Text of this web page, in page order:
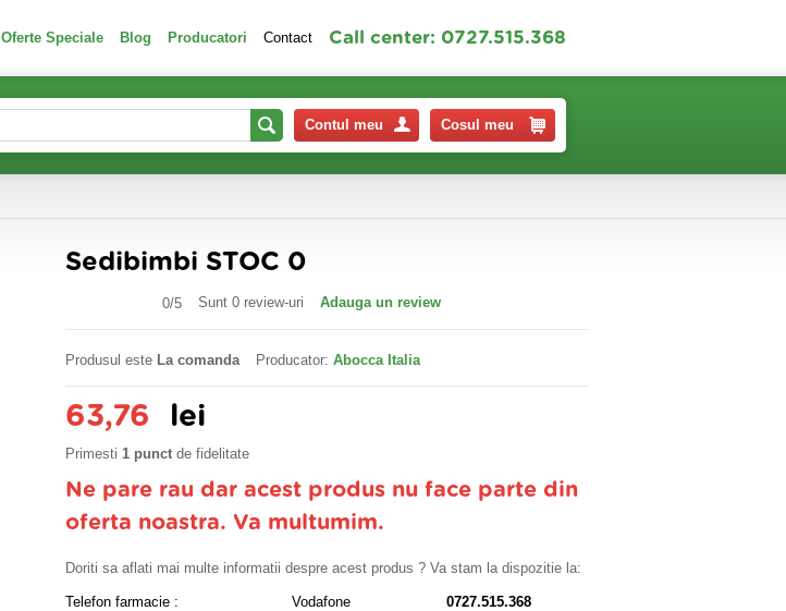
Oferte Speciale Blog Producatori Contact Call center: 0727.515.368
Contul meu Cosul meu
Sedibimbi STOC 0
0/5 Sunt 0 review-uri Adauga un review
Produsul este La comanda Producator: Abocca Italia
63,76 lei
Primesti 1 punct de fidelitate
Ne pare rau dar acest produs nu face parte din
oferta noastra. Va multumim.
Doriti sa aflati mai multe informatii despre acest produs ? Va stam la dispozitie la:
Telefon farmacie : Vodafone
0727.515.368